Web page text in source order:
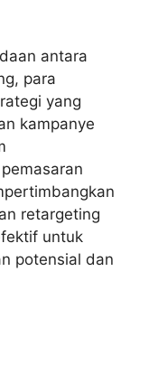
antara
para
yang
kampanye
retargeting
untuk
potensial dan